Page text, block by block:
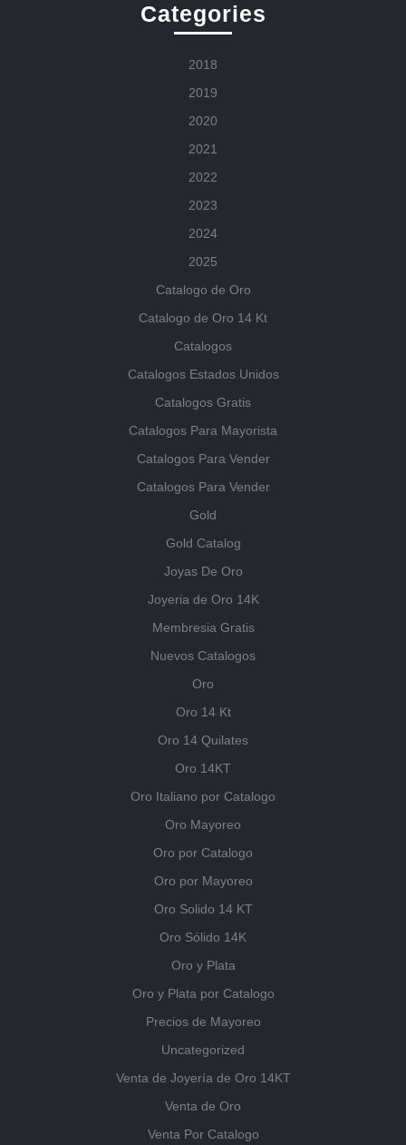
Categories
2018
2019
2020
2021
2022
2023
2024
2025
Catalogo de Oro
Catalogo de Oro 14 Kt
Catalogos
Catalogos Estados Unidos
Catalogos Gratis
Catalogos Para Mayorista
Catalogos Para Vender
Catalogos Para Vender
Gold
Gold Catalog
Joyas De Oro
Joyeria de Oro 14K
Membresia Gratis
Nuevos Catalogos
Oro
Oro 14 Kt
Oro 14 Quilates
Oro 14KT
Oro Italiano por Catalogo
Oro Mayoreo
Oro por Catalogo
Oro por Mayoreo
Oro Solido 14 KT
Oro Sólido 14K
Oro y Plata
Oro y Plata por Catalogo
Precios de Mayoreo
Uncategorized
Venta de Joyería de Oro 14KT
Venta de Oro
Venta Por Catalogo